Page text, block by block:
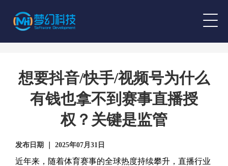
想要抖音/快手/视频号为什么
有钱也拿不到赛事直播授
权？关键是监管
发布日期 ｜ 2025年07月31日
近年来，随着体育赛事的全球热度持续攀升，直播行业